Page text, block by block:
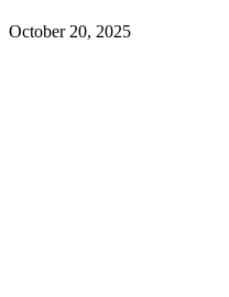
October 20, 2025